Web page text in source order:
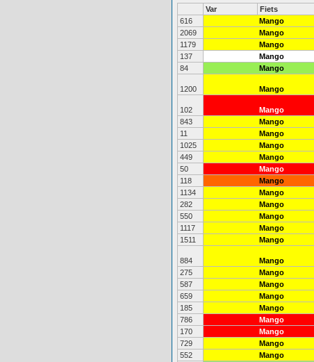
Var Fiets
616
Mango
2069
Mango
1179
Mango
137
Mango
84
Mango
1200 Mango
102 Mango
843
Mango
11
Mango
1025
Mango
449
Mango
50
Mango
118
Mango
1134
Mango
282
Mango
550
Mango
1117
Mango
1511
Mango
884 Mango
275
Mango
587
Mango
659
Mango
185
Mango
786
Mango
170
Mango
729
Mango
552
Mango